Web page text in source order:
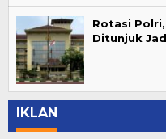
Rotasi
Ditunjuk
IKLAN